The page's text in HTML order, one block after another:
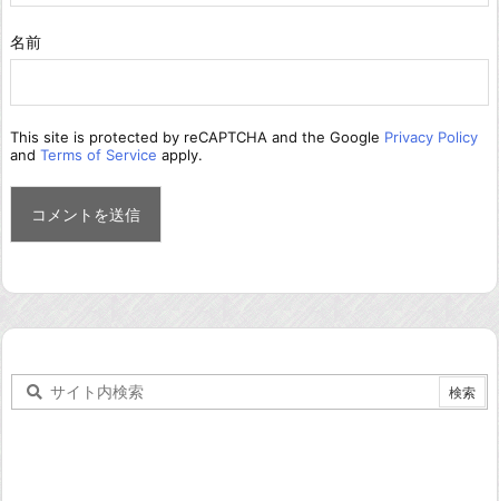
名前
This site is protected by reCAPTCHA and the Google Privacy Policy
and Terms of Service apply.